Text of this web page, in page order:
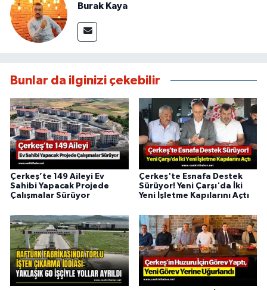
Burak Kaya
Bunlar da ilginizi çekebilir
Çerkeş’te 149 Aileyi Ev
Sahibi Yapacak Projede
Çalışmalar Sürüyor
Çerkeş'te Esnafa Destek
Sürüyor! Yeni Çarşı'da İki
Yeni İşletme Kapılarını Açtı